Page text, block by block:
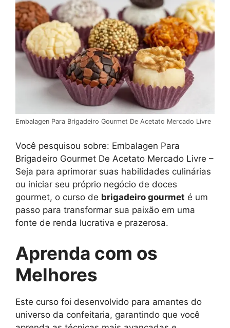
Embalagen Para Brigadeiro Gourmet De Acetato Mercado Livre
Você pesquisou sobre: Embalagen Para
Brigadeiro Gourmet De Acetato Mercado Livre –
Seja para aprimorar suas habilidades culinárias
ou iniciar seu próprio negócio de doces
gourmet, o curso de brigadeiro gourmet é um
passo para transformar sua paixão em uma
fonte de renda lucrativa e prazerosa.
Aprenda com os
Melhores
Este curso foi desenvolvido para amantes do
universo da confeitaria, garantindo que você